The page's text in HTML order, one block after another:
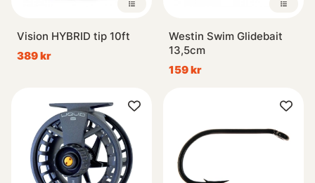
Vision HYBRID tip 10ft
389 kr
Westin Swim Glidebait
13,5cm
159 kr